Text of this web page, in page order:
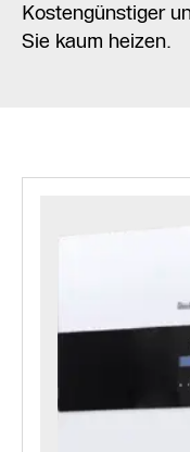
Kostengünstiger
Sie kaum heizen.